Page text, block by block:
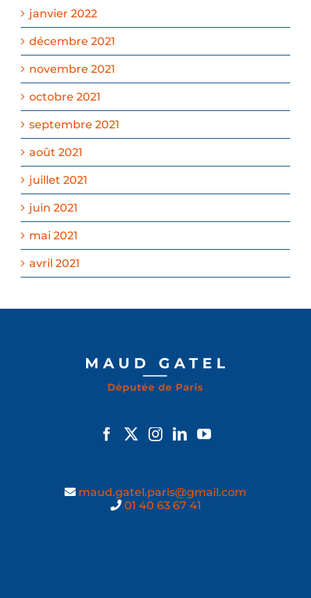
janvier 2022
décembre 2021
novembre 2021
octobre 2021
septembre 2021
août 2021
juillet 2021
juin 2021
mai 2021
avril 2021
maud.gatel.paris@gmail.com
01 40 63 67 41